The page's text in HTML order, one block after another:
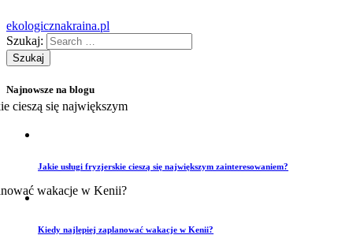
ekologicznakraina.pl
Szukaj:
Najnowsze na blogu
Jakie usługi fryzjerskie cieszą się największym zainteresowaniem?
Kiedy najlepiej zaplanować wakacje w Kenii?